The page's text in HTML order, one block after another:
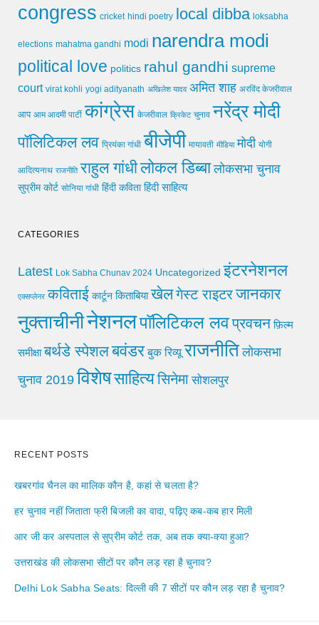
congress cricket hindi poetry local dibba loksabha
elections mahatma gandhi modi narendra modi
political love politics rahul gandhi supreme
court virat kohli yogi adityanath अखिलेश यादव अमित शाह अरविंद केजरीवाल
आप आम आदमी पार्टी कांग्रेस केजरीवाल क्रिकेट चुनाव नरेंद्र मोदी
पॉलिटिकल लव प्रियंका गांधी बीजेपी मायावती मीडिया मोदी योगी
आदित्यनाथ राजनीति राहुल गांधीलोकल डिब्बा लोकसभा चुनाव
सुप्रीम कोर्ट सोनिया गांधी हिंदी कविता हिंदी साहित्य
CATEGORIES
Latest Lok Sabha Chunav 2024 Uncategorized इंटरनेशनल
एक्सप्लेनर कविताई कार्टून किताबिया खेलगेस्ट राइटरजानकार
नुक्ताचीनीनेशनलपॉलिटिकल लवप्रवचन फ़िल्म
समीक्षा बर्थडे स्पेशलबवंडर बुक रिव्यू राजनीति लोकसभा
चुनाव 2019 विशेषसाहित्यसिनेमा सोशलपुर
RECENT POSTS
खबरगांव चैनल का मालिक कौन है, कहां से चलता है?
हर चुनाव नहीं जिताता फ्री बिजली का वादा, पढ़िए कब-कब हार मिली
आर जी कर अस्पताल से सुप्रीम कोर्ट तक, अब तक क्या-क्या हुआ?
उत्तराखंड की लोकसभा सीटों पर कौन लड़ रहा है चुनाव?
Delhi Lok Sabha Seats: दिल्ली की 7 सीटों पर कौन लड़ रहा है चुनाव?